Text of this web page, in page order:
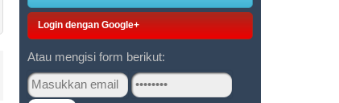
Login dengan Google+
Atau mengisi form berikut: